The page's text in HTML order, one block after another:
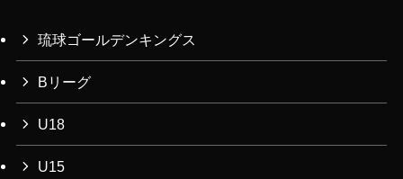
ブ
琉球ゴールデンキングス
Bリーグ
U18
U15